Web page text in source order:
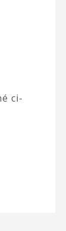
ci-